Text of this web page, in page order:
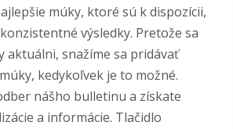
múky, ktoré sú k dispozícii,
výsledky. Pretože sa
aktuálni, snažíme sa pridávať
kedykoľvek je to možné.
nášho bulletinu a získate
a informácie. Tlačidlo